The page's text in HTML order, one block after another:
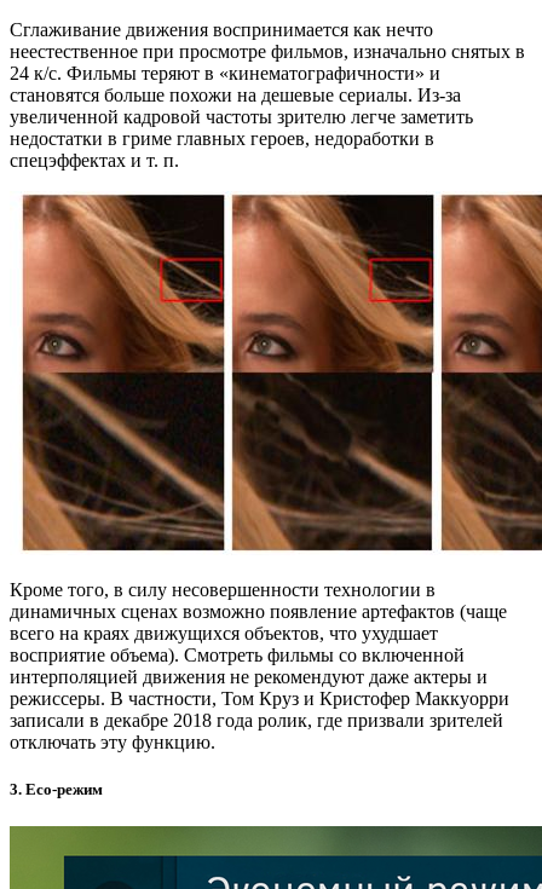
Сглаживание движения воспринимается как нечто
неестественное при просмотре фильмов, изначально снятых в
24 к/с. Фильмы теряют в «кинематографичности» и
становятся больше похожи на дешевые сериалы. Из-за
увеличенной кадровой частоты зрителю легче заметить
недостатки в гриме главных героев, недоработки в
спецэффектах и т. п.
Кроме того, в силу несовершенности технологии в
динамичных сценах возможно появление артефактов (чаще
всего на краях движущихся объектов, что ухудшает
восприятие объема). Смотреть фильмы со включенной
интерполяцией движения не рекомендуют даже актеры и
режиссеры. В частности, Том Круз и Кристофер Маккуорри
записали в декабре 2018 года ролик, где призвали зрителей
отключать эту функцию.
3. Eco-режим